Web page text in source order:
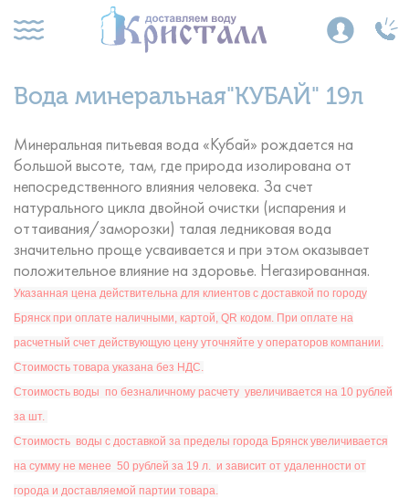
Вода минеральная"КУБАЙ" 19л
Минеральная питьевая вода «Кубай» рождается на
большой высоте, там, где природа изолирована от
непосредственного влияния человека. За счет
натурального цикла двойной очистки (испарения и
оттаивания/заморозки) талая ледниковая вода
положительное влияние на здоровье. Негазированная.
Указанная цена действительна для клиентов с доставкой по городу
Брянск при оплате наличными, картой, QR кодом. При оплате на
расчетный счет действующую цену уточняйте у операторов компании.
Стоимость товара указана без НДС.
Стоимость воды по безналичному расчету увеличивается на 10 рублей
за шт.
Стоимость воды с доставкой за пределы города Брянск увеличивается
на сумму не менее 50 рублей за 19 л. и зависит от удаленности от
города и доставляемой партии товара.